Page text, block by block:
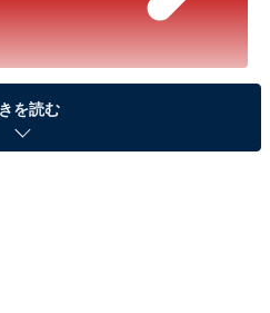
年10月9日15時30分現在のも
場合もあります。
を読む